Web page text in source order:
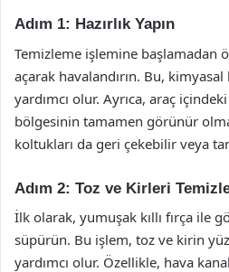
Adım 1: Hazırlık Yapın
Temizleme işlemine başlamadan
açarak havalandırın. Bu, kimyasal
yardımcı olur. Ayrıca, araç
bölgesinin tamamen görünür
koltukları da geri çekebilir veya
Adım 2: Toz ve Kirleri
İlk olarak, yumuşak kıllı fırça ile
süpürün. Bu işlem, toz ve kirin
yardımcı olur. Özellikle, hava